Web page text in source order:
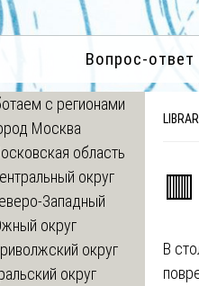
Вопрос-ответ
В
с регионами
Москва
область
округ
Западный
округ
округ
округ